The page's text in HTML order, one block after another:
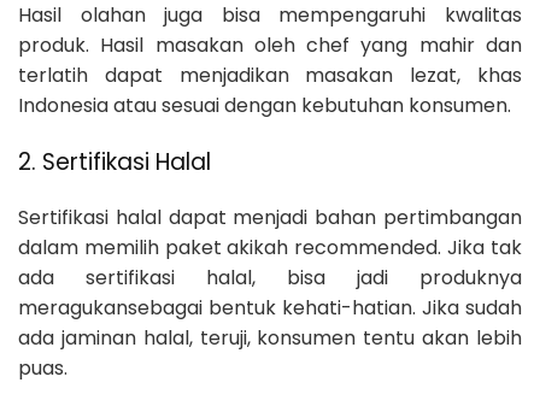
Hasil olahan juga bisa mempengaruhi kwalitas
produk. Hasil masakan oleh chef yang mahir dan
terlatih dapat menjadikan masakan lezat, khas
Indonesia atau sesuai dengan kebutuhan konsumen.
2. Sertifikasi Halal
Sertifikasi halal dapat menjadi bahan pertimbangan
dalam memilih paket akikah recommended. Jika tak
ada sertifikasi halal, bisa jadi produknya
meragukansebagai bentuk kehati-hatian. Jika sudah
ada jaminan halal, teruji, konsumen tentu akan lebih
puas.